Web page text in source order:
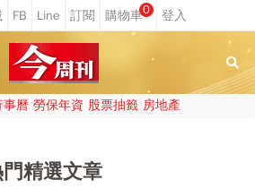
0
事曆 勞保年資 股票抽籤 房地產
精選文章